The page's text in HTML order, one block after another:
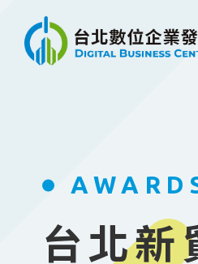
跳到主要內容
台北新